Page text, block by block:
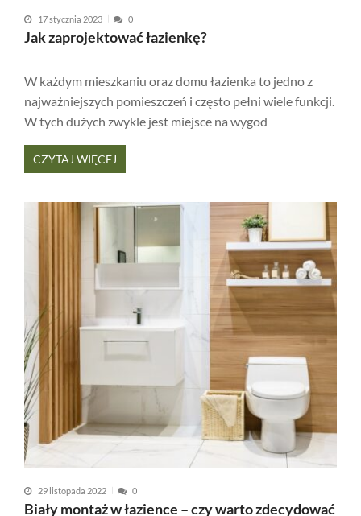
17 stycznia 2023 0
Jak zaprojektować łazienkę?
W każdym mieszkaniu oraz domu łazienka to jedno z
najważniejszych pomieszczeń i często pełni wiele funkcji.
W tych dużych zwykle jest miejsce na wygod
CZYTAJ WIĘCEJ
29 listopada 2022 0
Biały montaż w łazience – czy warto zdecydować